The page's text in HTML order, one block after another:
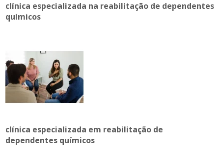
clínica especializada na reabilitação de dependentes
químicos
clínica especializada em reabilitação de
dependentes químicos